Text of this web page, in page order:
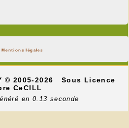
Mentions légales
© 2005-2026
Sous Licence
CeCILL
en 0.13 seconde